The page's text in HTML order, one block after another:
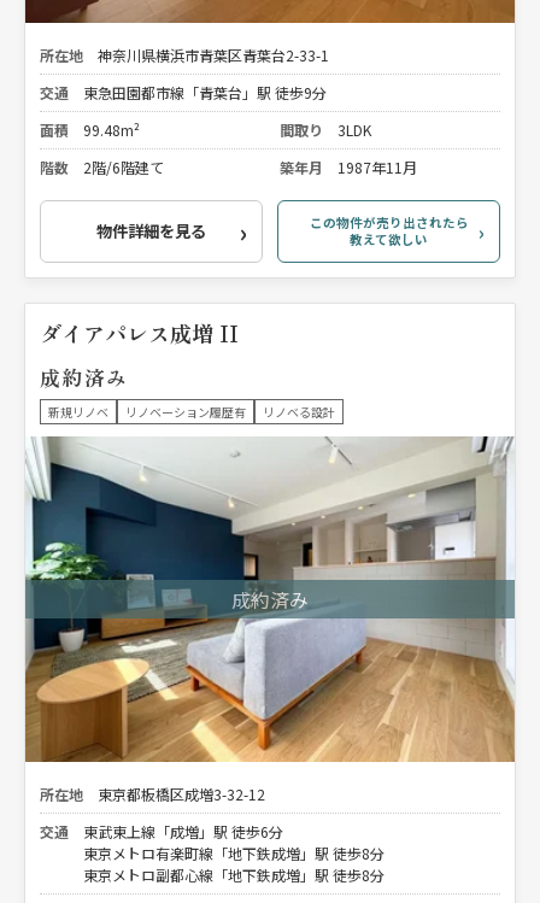
所在地
神奈川県横浜市青葉区青葉台2-33-1
交通
東急田園都市線「青葉台」駅 徒歩9分
面積
99.48m² 間取り
3LDK
階数
2階/6階建て 築年月 1987年11月
物件詳細を見る
この物件が売り出されたら
教えて欲しい
ダイアパレス成増 II
成約済み
新規リノベ リノベーション履歴有 リノベる設計
所在地
東京都板橋区成増3-32-12
交通
東武東上線「成増」駅 徒歩6分
東京メトロ有楽町線「地下鉄成増」駅 徒歩8分
東京メトロ副都心線「地下鉄成増」駅 徒歩8分